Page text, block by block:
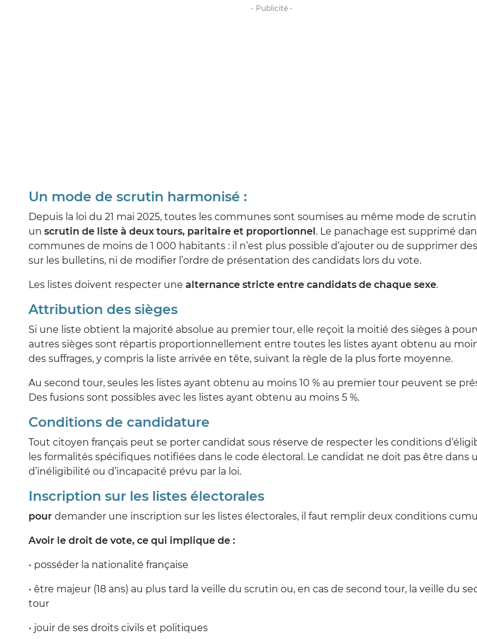
Un mode de scrutin harmonisé :
Depuis la loi du 21 mai 2025, toutes les communes sont soumises au même mode de scrutin
un scrutin de liste à deux tours, paritaire et proportionnel. Le panachage est supprimé
communes de moins de 1 000 habitants : il n’est plus possible d’ajouter ou de supprimer
sur les bulletins, ni de modifier l’ordre de présentation des candidats lors du vote.
Les listes doivent respecter une alternance stricte entre candidats de chaque sexe.
Attribution des sièges
Si une liste obtient la majorité absolue au premier tour, elle reçoit la moitié des sièges à
autres sièges sont répartis proportionnellement entre toutes les listes ayant obtenu au
des suffrages, y compris la liste arrivée en tête, suivant la règle de la plus forte moyenne.
Au second tour, seules les listes ayant obtenu au moins 10 % au premier tour peuvent se
Des fusions sont possibles avec les listes ayant obtenu au moins 5 %.
Conditions de candidature
Tout citoyen français peut se porter candidat sous réserve de respecter les conditions
les formalités spécifiques notifiées dans le code électoral. Le candidat ne doit pas être dans
d’inéligibilité ou d’incapacité prévu par la loi.
Inscription sur les listes électorales
pour demander une inscription sur les listes électorales, il faut remplir deux conditions
Avoir le droit de vote, ce qui implique de :
• posséder la nationalité française
• être majeur (18 ans) au plus tard la veille du scrutin ou, en cas de second tour, la veille du
tour
• jouir de ses droits civils et politiques